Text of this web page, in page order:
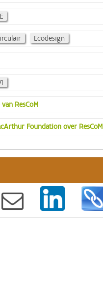
Ecodesign
ResCoM
Foundation over ResCoM